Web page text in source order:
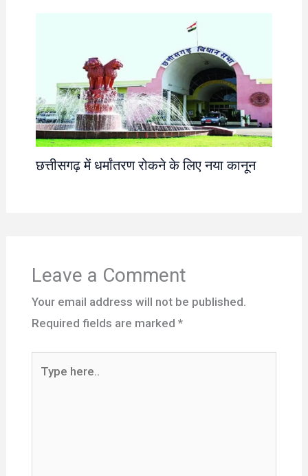
छत्तीसगढ़ में धर्मांतरण रोकने के लिए नया कानून
Leave a Comment
Your email address will not be published.
Required fields are marked *